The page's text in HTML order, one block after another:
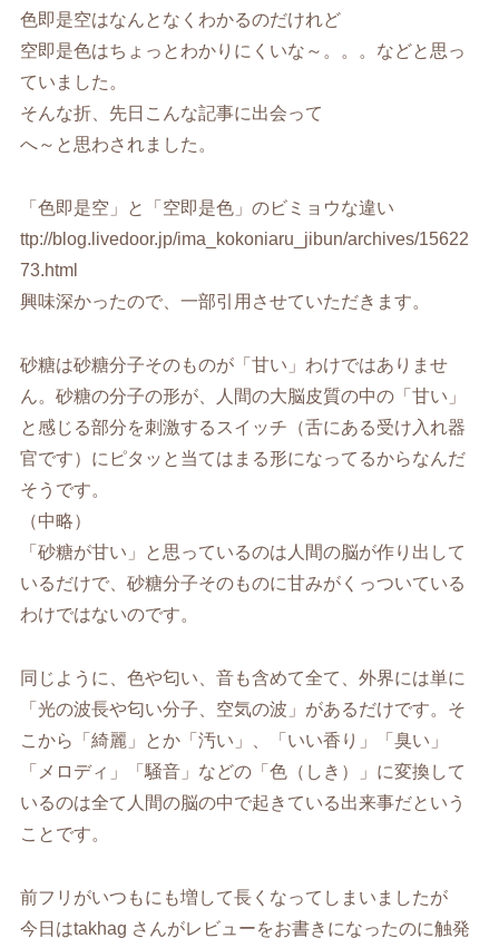
色即是空はなんとなくわかるのだけれど
空即是色はちょっとわかりにくいな～。。。などと思っ
ていました。
そんな折、先日こんな記事に出会って
へ～と思わされました。
「色即是空」と「空即是色」のビミョウな違い
ttp://blog.livedoor.jp/ima_kokoniaru_jibun/archives/15622
73.html
興味深かったので、一部引用させていただきます。
砂糖は砂糖分子そのものが「甘い」わけではありませ
ん。砂糖の分子の形が、人間の大脳皮質の中の「甘い」
と感じる部分を刺激するスイッチ（舌にある受け入れ器
官です）にピタッと当てはまる形になってるからなんだ
そうです。
（中略）
「砂糖が甘い」と思っているのは人間の脳が作り出して
いるだけで、砂糖分子そのものに甘みがくっついている
わけではないのです。
同じように、色や匂い、音も含めて全て、外界には単に
「光の波長や匂い分子、空気の波」があるだけです。そ
こから「綺麗」とか「汚い」、「いい香り」「臭い」
「メロディ」「騒音」などの「色（しき）」に変換して
いるのは全て人間の脳の中で起きている出来事だという
ことです。
前フリがいつもにも増して長くなってしまいましたが
今日はtakhag さんがレビューをお書きになったのに触発